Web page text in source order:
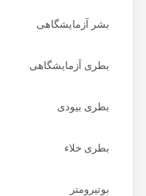
بشر آزمایشگاهی
بطری آزمایشگاهی
بطری بیودی
بطری خلاء
بوتیرومتر